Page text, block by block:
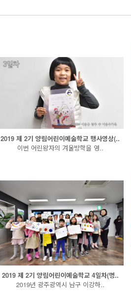
2019 제 2기 양림어린이예술학교 행사영상(..
이번 어린왕자의 겨울방학을 영..
2019 제 2기 양림어린이예술학교 4일차(명..
2019년 광주광역시 남구 이강하..